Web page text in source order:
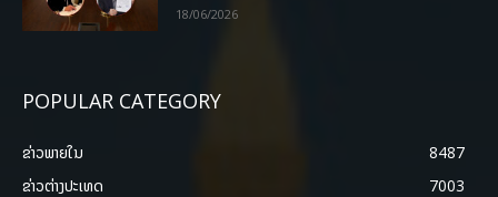
18/06/2026
POPULAR CATEGORY
ຂ່າວພາຍ​ໃນ
8487
ຂ່າວຕ່າງປະເທດ
7003